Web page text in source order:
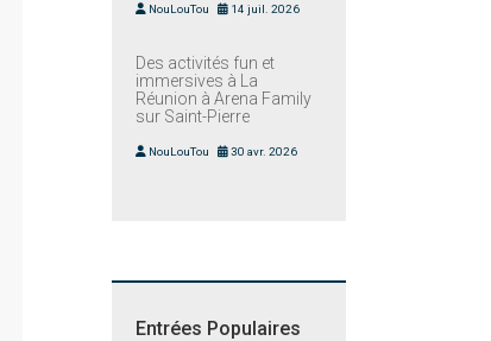
NouLouTou 14 juil. 2026
Des activités fun et
immersives à La
Réunion à Arena Family
sur Saint-Pierre
NouLouTou 30 avr. 2026
Entrées Populaires